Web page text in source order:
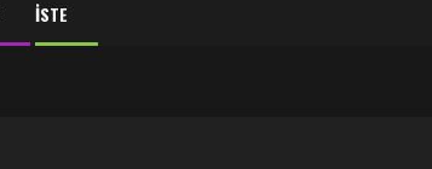
İSTE